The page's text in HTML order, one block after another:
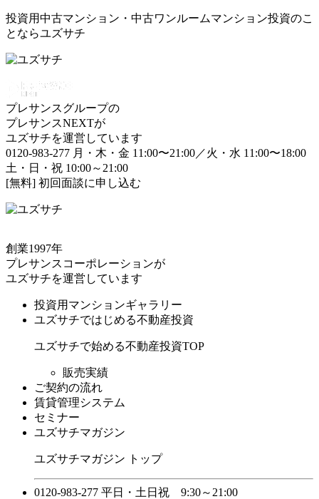
投資用中古マンション・中古ワンルームマンション投資のこ
とならユズサチ
プレサンスグループの
プレサンスNEXTが
ユズサチを運営しています
0120-983-277 月・木・金 11:00〜21:00／火・水 11:00〜18:00
土・日・祝 10:00～21:00
[無料] 初回面談に申し込む
創業1997年
プレサンスコーポレーションが
ユズサチを運営しています
投資用マンションギャラリー
ユズサチではじめる不動産投資
ユズサチで始める不動産投資TOP
販売実績
ご契約の流れ
賃貸管理システム
セミナー
ユズサチマガジン
ユズサチマガジン トップ
0120-983-277 平日・土日祝 9:30～21:00